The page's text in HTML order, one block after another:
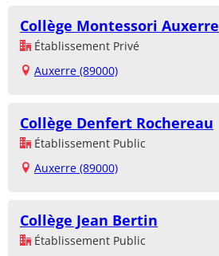
Collège Montessori Auxerre
Établissement Privé
Auxerre (89000)
Collège Denfert Rochereau
Établissement Public
Auxerre (89000)
Collège Jean Bertin
Établissement Public